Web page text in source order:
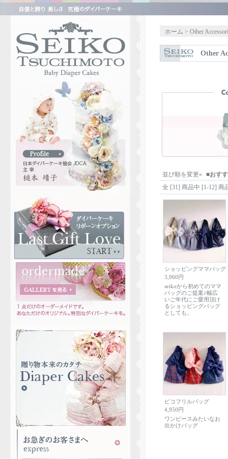
ホーム > Other
Other
並び順を変更» ■おす
全 [31] 商品中 [1-12] 商
ショッピングママバッグ
3,960円
seikoから初めてのママ
バッグのご提案♪幅広
いご年代にご愛用頂け
るショッピングバッグ
としても。
ピコフリルバッグ
4,950円
ワンピースみたいなお
出かけバッグ